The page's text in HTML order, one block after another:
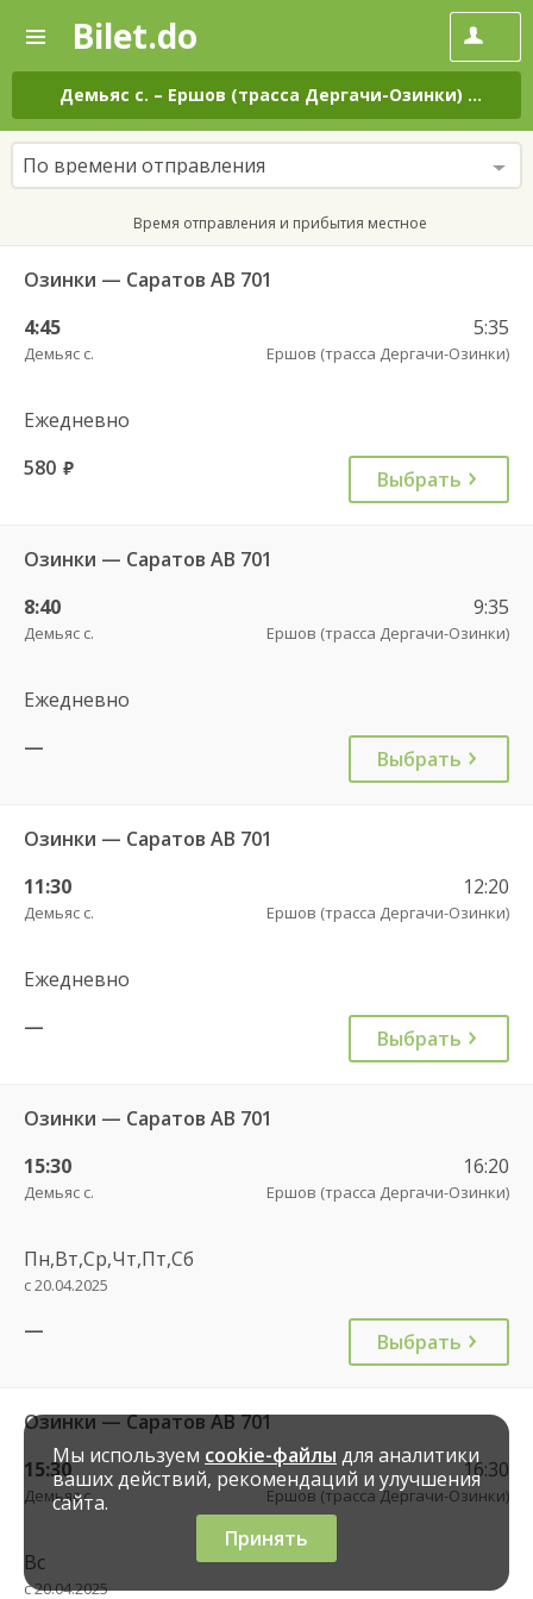
—
Поиск
и
покупка
билетов
на
автобус
онлайн
Bilet.do
Демьяс с. – Ершов (трасса Дергачи-Озинки) на
По времени отправления
Время отправления и прибытия местное
Озинки — Саратов АВ 701
4:45
Демьяс с.
5:35
Ершов (трасса Дергачи-Озинки)
Ежедневно
580 руб. Выбрать
Озинки — Саратов АВ 701
8:40
Демьяс с.
9:35
Ершов (трасса Дергачи-Озинки)
Ежедневно
—
Выбрать
Озинки — Саратов АВ 701
11:30
Демьяс с.
12:20
Ершов (трасса Дергачи-Озинки)
Ежедневно
—
Выбрать
Озинки — Саратов АВ 701
15:30
Демьяс с.
16:20
Ершов (трасса Дергачи-Озинки)
Пн,Вт,Ср,Чт,Пт,Сб
с 20.04.2025
— Выбрать
Озинки — Саратов АВ 701
15:30
Демьяс с.
16:30
Ершов (трасса Дергачи-Озинки)
Вс
с 20.04.2025
Мы используем cookie-файлы для аналитики
ваших действий, рекомендаций и улучшения
сайта.
Принять